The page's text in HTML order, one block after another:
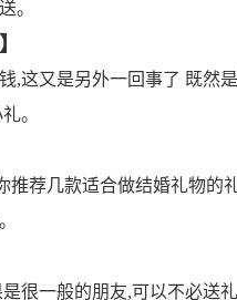
。
,这又是另外一回事了 既然
。
推荐几款适合做结婚礼物的
很一般的朋友,可以不必送